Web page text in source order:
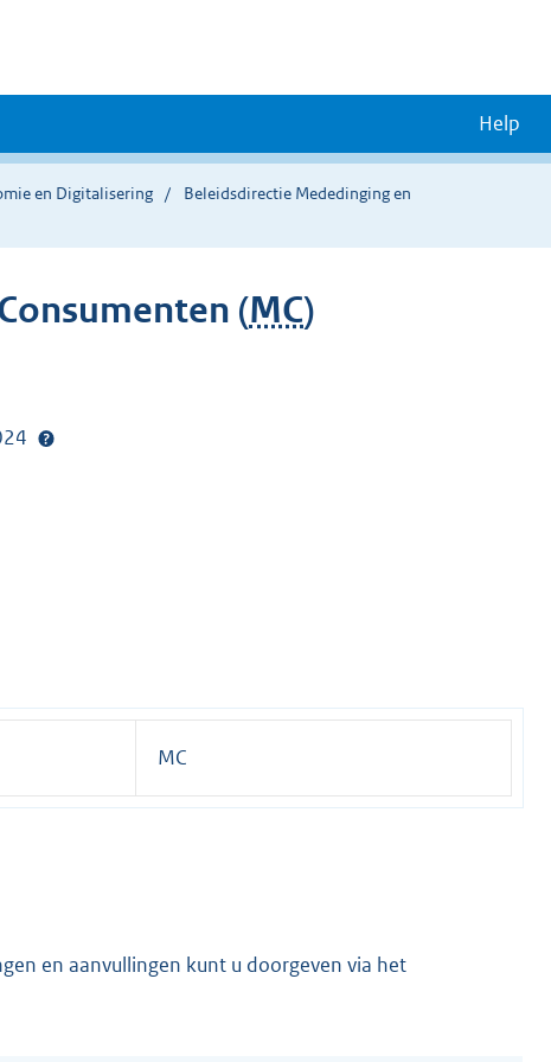
Help
en Digitalisering
Beleidsdirectie Mededinging en
(MC)
MC
en aanvullingen kunt u doorgeven via het